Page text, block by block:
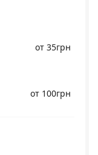
от 35грн
от 100грн